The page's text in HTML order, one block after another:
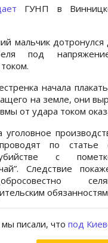
ГУНП в
мальчик дотронулся
под
начала
на земле, они
от удара током
по статье
с
Следствие
писали, что под